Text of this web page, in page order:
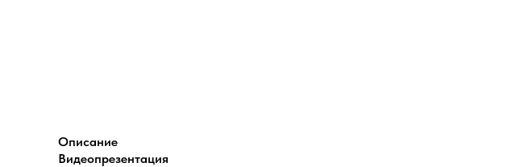
Описание
Видеопрезентация